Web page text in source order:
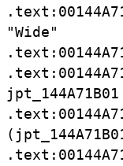
. text:
"Wide"
. text:
. text:
jpt_ 144A71B01
. text:
( jpt_
. text: